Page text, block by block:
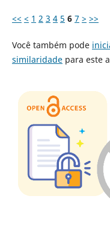
<< < 1 2 3 4 5 6 7 > >>
Você também pode
similaridadepara este